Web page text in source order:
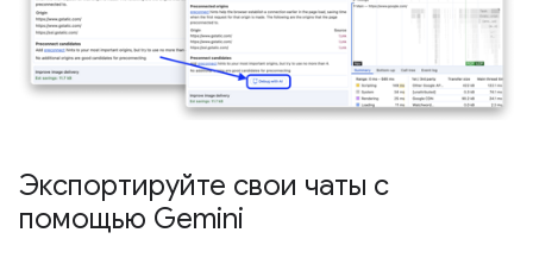
Экспортируйте свои чаты с
помощью Gemini